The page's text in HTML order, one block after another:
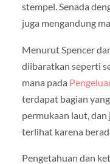
stempel. Senada
juga mengandung
Menurut Spencer
diibaratkan seperti
mana pada
terdapat bagian
permukaan laut,
terlihat karena
Pengetahuan dan